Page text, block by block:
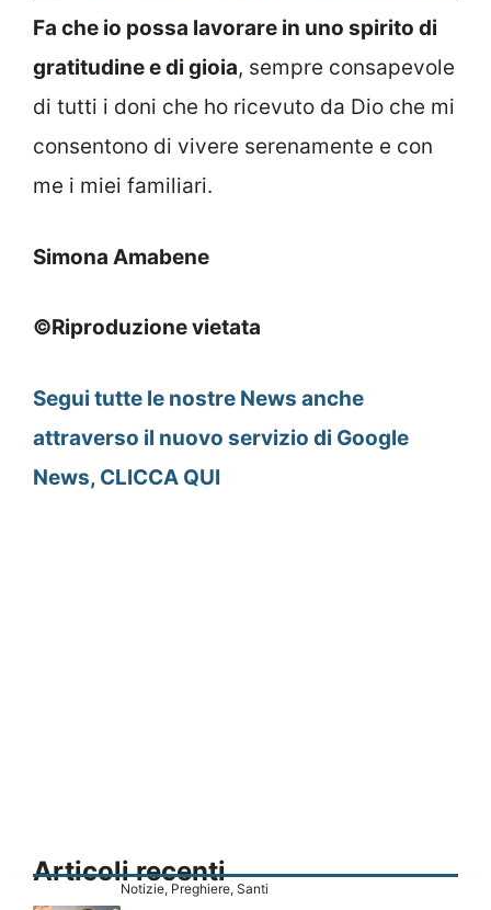
Fa che io possa lavorare in uno spirito di
gratitudine e di gioia, sempre consapevole
di tutti i doni che ho ricevuto da Dio che mi
consentono di vivere serenamente e con
me i miei familiari.
Simona Amabene
©Riproduzione vietata
Segui tutte le nostre News anche
attraverso il nuovo servizio di Google
News, CLICCA QUI
Articoli recenti
Notizie, Preghiere, Santi